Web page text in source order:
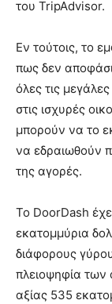
του TripAdvisor.
Εν τούτοις, το
πως δεν
όλες τις
στις ισχυρές
μπορούν να το
να εδραιωθούν
της αγορές.
Το DoorDash
εκατομμύρια
διάφορους
πλειοψηφία των
αξίας 535